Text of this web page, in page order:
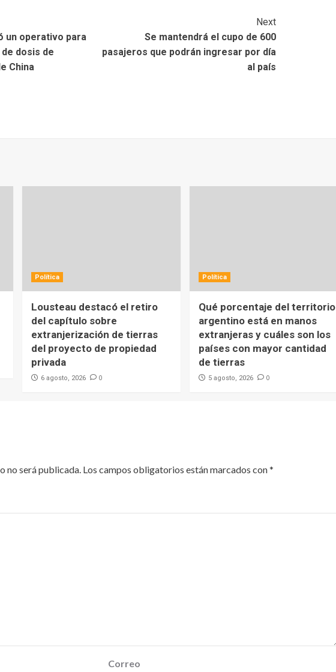
un operativo para
dosis de
China
Next
Se mantendrá el cupo de 600
pasajeros que podrán ingresar por día
al país
Política
Lousteau destacó el retiro
del capítulo sobre
extranjerización de tierras
del proyecto de propiedad
privada
6 agosto, 2026 0
Política
Qué porcentaje del territorio
argentino está en manos
extranjeras y cuáles son los
países con mayor cantidad
de tierras
5 agosto, 2026 0
no será publicada. Los campos obligatorios están marcados con*
Correo